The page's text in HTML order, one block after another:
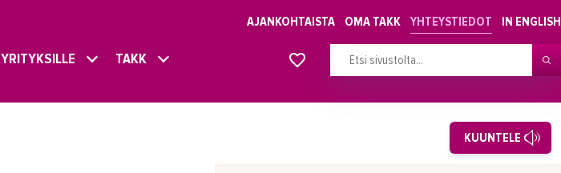
AJANKOHTAISTA OMA TAKK YHTEYSTIEDOT IN ENGLISH
YRITYKSILLE TAKK
KUUNTELE
Alkavat koulutukset osiosta